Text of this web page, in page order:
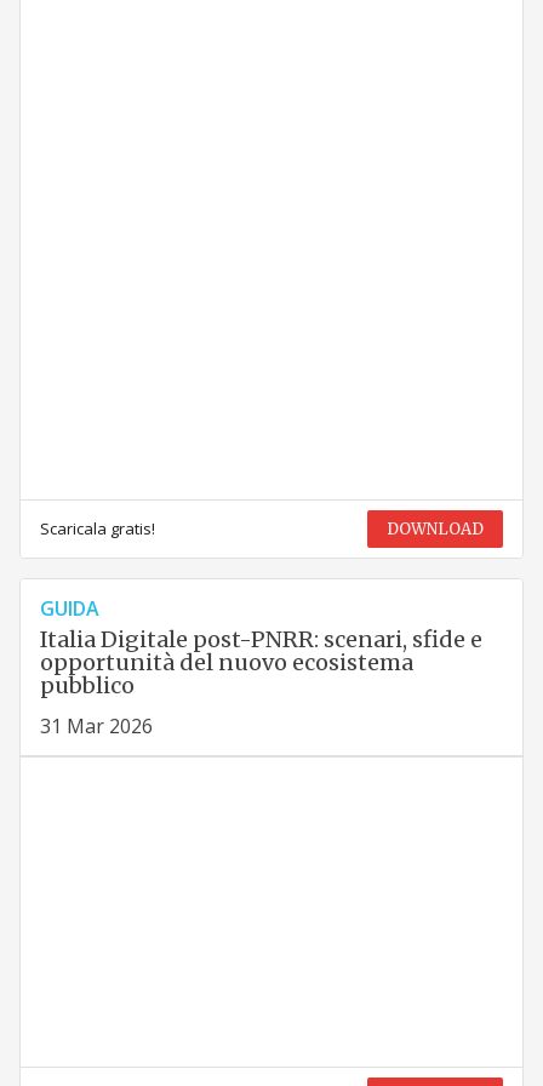
Scaricala gratis! DOWNLOAD
GUIDA
Italia Digitale post-PNRR: scenari, sfide e
opportunità del nuovo ecosistema
pubblico
31 Mar 2026